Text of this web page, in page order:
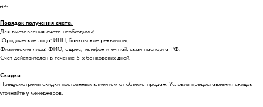
др.
Порядок получения счета.
Для выставления счета необходимы:
Юридические лица: ИНН, банковские реквизиты.
Физические лица: ФИО, адрес, телефон и e-mail, скан паспорта РФ.
Счет действителен в течение 5-х банковских дней.
Скидки
Предусмотрены скидки постоянным клиентам от объема продаж. Условия предоставления скидок
уточняйте у менеджеров.